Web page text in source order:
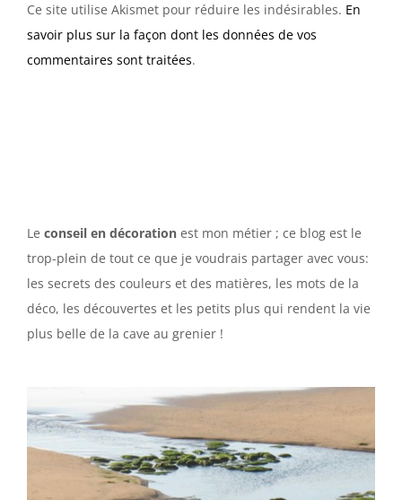
Ce site utilise Akismet pour réduire les indésirables. En
savoir plus sur la façon dont les données de vos
commentaires sont traitées.
Le conseil en décoration est mon métier ; ce blog est le
trop-plein de tout ce que je voudrais partager avec vous:
les secrets des couleurs et des matières, les mots de la
déco, les découvertes et les petits plus qui rendent la vie
plus belle de la cave au grenier !